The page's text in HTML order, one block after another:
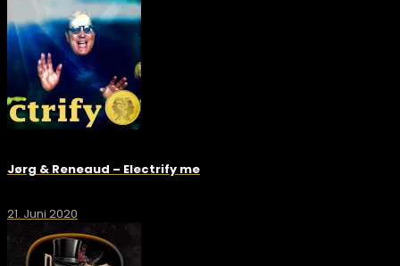
Jørg & Reneaud – Electrify me
21. Juni 2020